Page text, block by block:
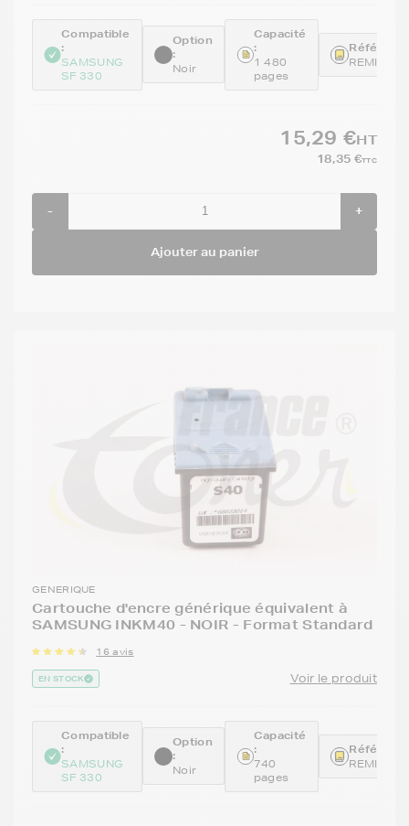
Compatible
:
SAMSUNG
SF 330
Option
:
Noir
Capacité
:
1 480
pages
15,29 €HT
18,35 €TTC
- +
Ajouter au panier
GENERIQUE
Cartouche d'encre générique équivalent à
SAMSUNG INKM40 - NOIR - Format Standard
16 avis
EN STOCK Voir le produit
Compatible
:
SAMSUNG
SF 330
Option
:
Noir
Capacité
:
740
pages